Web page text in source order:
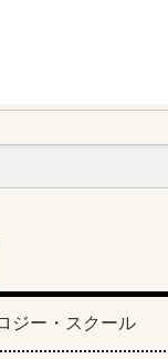
ジー・スクール